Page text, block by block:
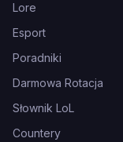
Lore
Esport
Poradniki
Darmowa Rotacja
Słownik LoL
Countery